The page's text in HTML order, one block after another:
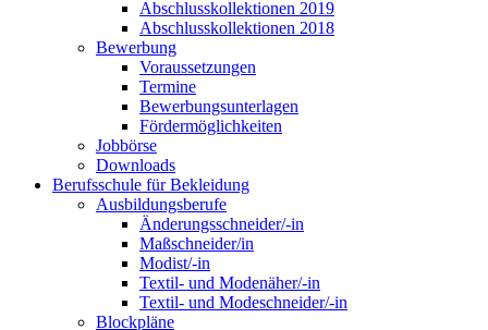
Abschlusskollektionen 2019
Abschlusskollektionen 2018
Bewerbung
Voraussetzungen
Termine
Bewerbungsunterlagen
Fördermöglichkeiten
Jobbörse
Downloads
Berufsschule für Bekleidung
Ausbildungsberufe
Änderungsschneider/-in
Maßschneider/in
Modist/-in
Textil- und Modenäher/-in
Textil- und Modeschneider/-in
Blockpläne